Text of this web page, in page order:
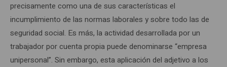
precisamente como una de sus características el
incumplimiento de las normas laborales y sobre todo las de
seguridad social. Es más, la actividad desarrollada por un
trabajador por cuenta propia puede denominarse “empresa
unipersonal”. Sin embargo, esta aplicación del adjetivo a los